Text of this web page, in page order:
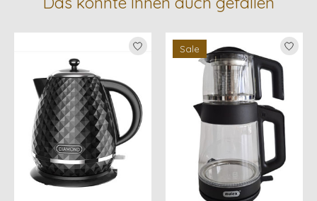
Produkt-Karussell-Artikel
Sale